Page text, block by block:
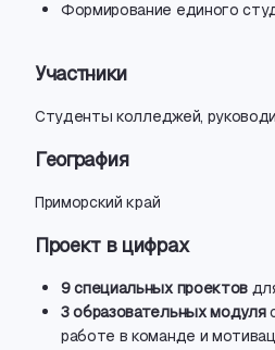
Формирование единого
Участники
Студенты колледжей,
География
Приморский край
Проект в цифрах
9 специальных проектов
3 образовательных модуля
работе в команде и